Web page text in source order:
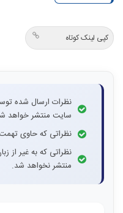
کپی لینک کوتاه
نظرات ارسال شده
سایت منتشر خواهد
نظراتی که حاوی
نظراتی که به غیر از
منتشر نخواهد شد.